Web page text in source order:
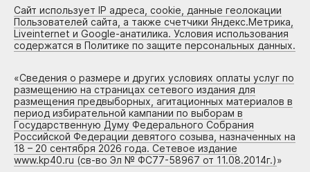
Сайт использует IP адреса, cookie, данные геолокации
Пользователей сайта, а также счетчики Яндекс.Метрика,
Liveinternet и Google-анатилика. Условия использования
содержатся в Политике по защите персональных данных.
«Сведения о размере и других условиях оплаты услуг по
размещению на страницах сетевого издания для
размещения предвыборных, агитационных материалов в
период избирательной кампании по выборам в
Государственную Думу Федерального Собрания
Российской Федерации девятого созыва, назначенных на
18 – 20 сентября 2026 года. Сетевое издание
www.kp40.ru (св-во Эл № ФС77-58967 от 11.08.2014г.)»